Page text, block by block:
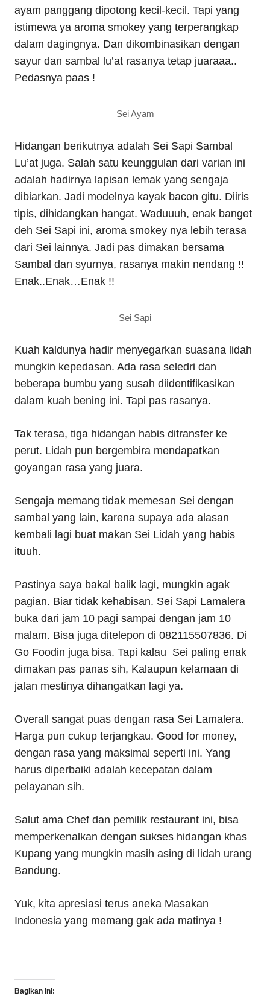
ayam panggang dipotong kecil-kecil. Tapi yang
istimewa ya aroma smokey yang terperangkap
dalam dagingnya. Dan dikombinasikan dengan
sayur dan sambal lu’at rasanya tetap juaraaa..
Pedasnya paas !
Sei Ayam
Hidangan berikutnya adalah Sei Sapi Sambal
Lu’at juga. Salah satu keunggulan dari varian ini
adalah hadirnya lapisan lemak yang sengaja
dibiarkan. Jadi modelnya kayak bacon gitu. Diiris
tipis, dihidangkan hangat. Waduuuh, enak banget
deh Sei Sapi ini, aroma smokey nya lebih terasa
dari Sei lainnya. Jadi pas dimakan bersama
Sambal dan syurnya, rasanya makin nendang !!
Enak..Enak…Enak !!
Sei Sapi
Kuah kaldunya hadir menyegarkan suasana lidah
mungkin kepedasan. Ada rasa seledri dan
beberapa bumbu yang susah diidentifikasikan
dalam kuah bening ini. Tapi pas rasanya.
Tak terasa, tiga hidangan habis ditransfer ke
perut. Lidah pun bergembira mendapatkan
goyangan rasa yang juara.
Sengaja memang tidak memesan Sei dengan
sambal yang lain, karena supaya ada alasan
kembali lagi buat makan Sei Lidah yang habis
ituuh.
Pastinya saya bakal balik lagi, mungkin agak
pagian. Biar tidak kehabisan. Sei Sapi Lamalera
buka dari jam 10 pagi sampai dengan jam 10
malam. Bisa juga ditelepon di 082115507836. Di
Go Foodin juga bisa. Tapi kalau Sei paling enak
dimakan pas panas sih, Kalaupun kelamaan di
jalan mestinya dihangatkan lagi ya.
Overall sangat puas dengan rasa Sei Lamalera.
Harga pun cukup terjangkau. Good for money,
dengan rasa yang maksimal seperti ini. Yang
harus diperbaiki adalah kecepatan dalam
pelayanan sih.
Salut ama Chef dan pemilik restaurant ini, bisa
memperkenalkan dengan sukses hidangan khas
Kupang yang mungkin masih asing di lidah urang
Bandung.
Yuk, kita apresiasi terus aneka Masakan
Indonesia yang memang gak ada matinya !
Bagikan ini: